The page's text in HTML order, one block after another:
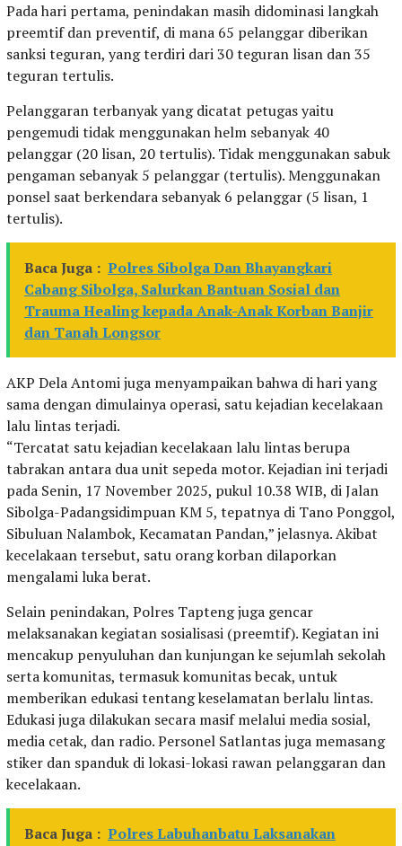
Pada hari pertama, penindakan masih didominasi langkah
preemtif dan preventif, di mana 65 pelanggar diberikan
sanksi teguran, yang terdiri dari 30 teguran lisan dan 35
teguran tertulis.
Pelanggaran terbanyak yang dicatat petugas yaitu
pengemudi tidak menggunakan helm sebanyak 40
pelanggar (20 lisan, 20 tertulis). Tidak menggunakan sabuk
pengaman sebanyak 5 pelanggar (tertulis). Menggunakan
ponsel saat berkendara sebanyak 6 pelanggar (5 lisan, 1
tertulis).
Baca Juga : Polres Sibolga Dan Bhayangkari
Cabang Sibolga, Salurkan Bantuan Sosial dan
Trauma Healing kepada Anak-Anak Korban Banjir
dan Tanah Longsor
AKP Dela Antomi juga menyampaikan bahwa di hari yang
sama dengan dimulainya operasi, satu kejadian kecelakaan
lalu lintas terjadi.
“Tercatat satu kejadian kecelakaan lalu lintas berupa
tabrakan antara dua unit sepeda motor. Kejadian ini terjadi
pada Senin, 17 November 2025, pukul 10.38 WIB, di Jalan
Sibolga-Padangsidimpuan KM 5, tepatnya di Tano Ponggol,
Sibuluan Nalambok, Kecamatan Pandan,” jelasnya. Akibat
kecelakaan tersebut, satu orang korban dilaporkan
mengalami luka berat.
Selain penindakan, Polres Tapteng juga gencar
melaksanakan kegiatan sosialisasi (preemtif). Kegiatan ini
mencakup penyuluhan dan kunjungan ke sejumlah sekolah
serta komunitas, termasuk komunitas becak, untuk
memberikan edukasi tentang keselamatan berlalu lintas.
Edukasi juga dilakukan secara masif melalui media sosial,
media cetak, dan radio. Personel Satlantas juga memasang
stiker dan spanduk di lokasi-lokasi rawan pelanggaran dan
kecelakaan.
Baca Juga : Polres Labuhanbatu Laksanakan